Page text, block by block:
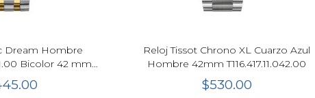
G-Shock GM-2110D-2B G-
STEEL Acero Azul
$715.30
Reloj Tommy Hilfiger
40mm Cronógrafo
$285.20